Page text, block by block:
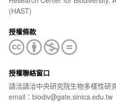
(HAST)
授權條款
授權聯絡窗口
請洽請洽中央研究院生物多樣性研
email：biodiv@gate.sinica.edu.tw